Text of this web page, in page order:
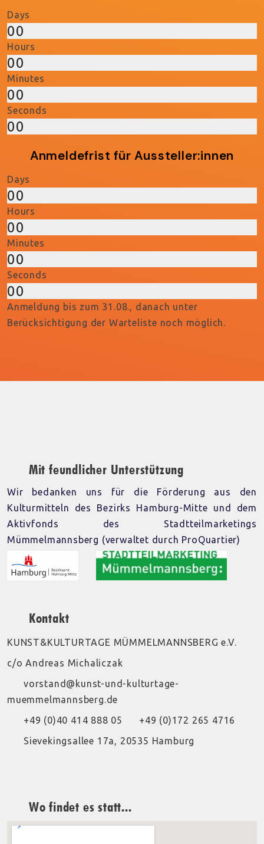
Days
00
Hours
00
Minutes
00
Seconds
00
Anmeldefrist für Aussteller:innen
Days
00
Hours
00
Minutes
00
Seconds
00
Anmeldung bis zum 31.08., danach unter
Berücksichtigung der Warteliste noch möglich.
Mit feundlicher Unterstützung
Wir bedanken uns für die Förderung aus den
Kulturmitteln des Bezirks Hamburg-Mitte und dem
Aktivfonds des Stadtteilmarketings
Mümmelmannsberg (verwaltet durch ProQuartier)
Kontakt
KUNST&KULTURTAGE MÜMMELMANNSBERG e.V.
c/o Andreas Michaliczak
vorstand@kunst-und-kulturtage-
muemmelmannsberg.de
+49 (0)40 414 888 05
+49 (0)172 265 4716
Sievekingsallee 17a, 20535 Hamburg
Wo findet es statt...